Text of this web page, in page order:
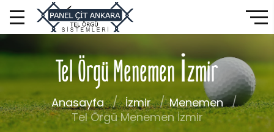
Tel Örgü Menemen İzmir
Anasayfa İzmir
Menemen
Tel Örgü Menemen İzmir